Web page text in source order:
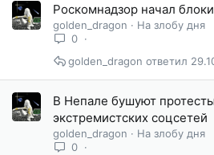
Роскомнадзор начал
golden_dragon
На злобу дня
0
golden_dragon
В Непале бушуют
экстремистских соцсетей
golden_dragon
На злобу дня
0